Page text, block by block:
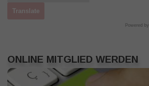
Powered by
ONLINE MITGLIED WERDEN